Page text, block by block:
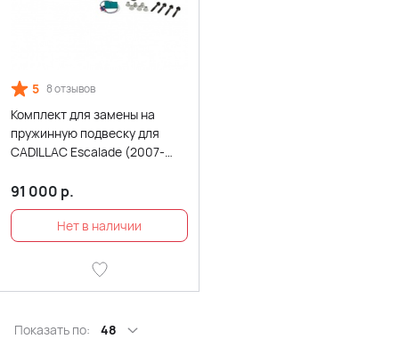
5 8 отзывов
Комплект для замены на
пружинную подвеску для
CADILLAC Escalade (2007-
91 000 р.
Показать по: 48